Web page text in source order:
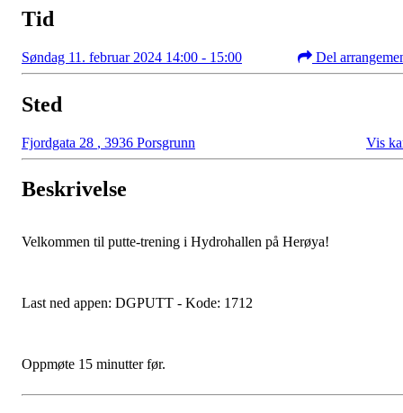
Tid
Søndag 11. februar 2024 14:00 - 15:00 Del
Sted
Fjordgata 28 , 3936 Porsgrunn Vis
Beskrivelse
Velkommen til putte-trening i Hydrohallen på Herøya!
Last ned appen: DGPUTT - Kode: 1712
Oppmøte 15 minutter før.